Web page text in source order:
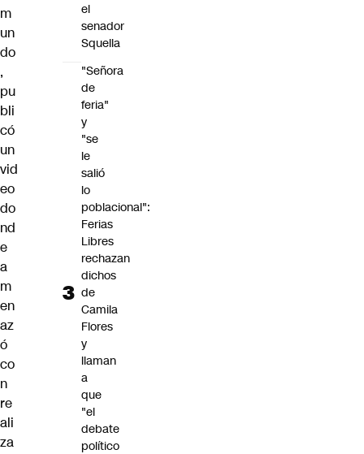
m
un
do
,
pu
bli
có
un
vid
eo
do
nd
e
a
m
en
az
ó
co
n
re
ali
za
el
senador
Squella
"Señora
de
feria"
y
"se
le
salió
lo
poblacional":
Ferias
Libres
rechazan
dichos
de
Camila
Flores
y
llaman
a
que
"el
debate
político